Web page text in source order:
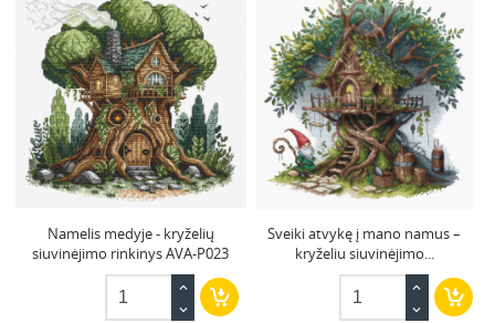
Namelis medyje - kryželių
siuvinėjimo rinkinys AVA-P023
Sveiki atvykę į mano namus –
kryželiu siuvinėjimo...